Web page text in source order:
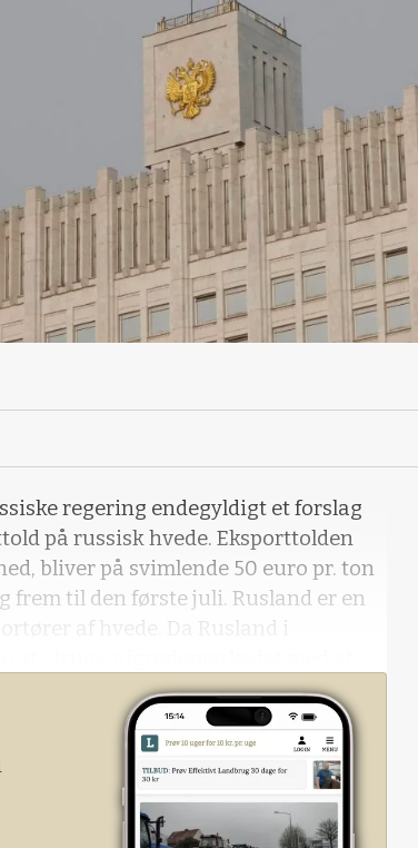
regering endegyldigt et forslag
på russisk hvede. Eksporttolden
bliver på svimlende 50 euro pr. ton
frem til den første juli. Rusland er en
af hvede. Da Rusland i